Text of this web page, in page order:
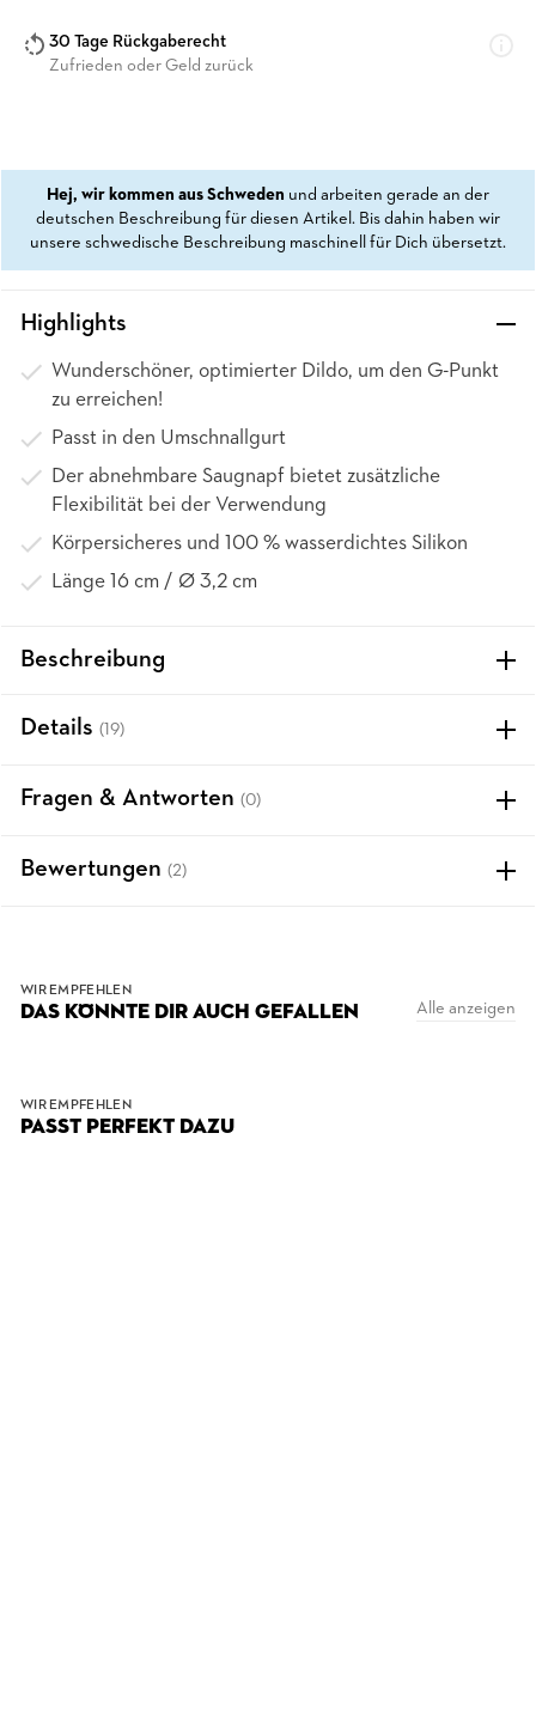
30 Tage Rückgaberecht
Zufrieden oder Geld zurück
Hej, wir kommen aus Schweden und arbeiten gerade an der
deutschen Beschreibung für diesen Artikel. Bis dahin haben wir
unsere schwedische Beschreibung maschinell für Dich übersetzt.
Highlights
Wunderschöner, optimierter Dildo, um den G-Punkt
zu erreichen!
Passt in den Umschnallgurt
Der abnehmbare Saugnapf bietet zusätzliche
Flexibilität bei der Verwendung
Körpersicheres und 100 % wasserdichtes Silikon
Länge 16 cm / Ø 3,2 cm
Beschreibung
Details (19)
Fragen & Antworten (0)
Bewertungen (2)
WIR EMPFEHLEN
DAS KÖNNTE DIR AUCH GEFALLEN Alle anzeigen
WIR EMPFEHLEN
PASST PERFEKT DAZU